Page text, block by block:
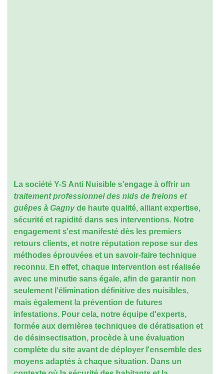
La société Y-S Anti Nuisible s'engage à offrir un
traitement professionnel des nids de frelons et
guêpes à Gagnyde haute qualité, alliant expertise,
sécurité et rapidité dans ses interventions. Notre
engagement s'est manifesté dès les premiers
retours clients, et notre réputation repose sur des
méthodes éprouvées et un savoir-faire technique
reconnu. En effet, chaque intervention est réalisée
avec une minutie sans égale, afin de garantir non
seulement l'élimination définitive des nuisibles,
mais également la prévention de futures
infestations. Pour cela, notre équipe d'experts,
formée aux dernières techniques de dératisation et
de désinsectisation, procède à une évaluation
complète du site avant de déployer l'ensemble des
moyens adaptés à chaque situation. Dans un